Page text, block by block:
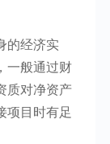
经济实
一般通过财
质对净资产
项目时有足